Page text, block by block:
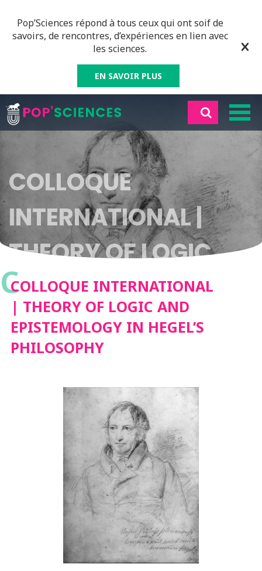
Pop’Sciences répond à tous ceux qui ont soif de
savoirs, de rencontres, d’expériences en lien avec
les sciences.
EN SAVOIR PLUS
COLLOQUE
INTERNATIONAL |
THEORY OF LOGIC
AND EPISTEMOLOGY
IN HEGEL’S
PHILOSOPHY
CCOLLOQUE INTERNATIONAL
| THEORY OF LOGIC AND
EPISTEMOLOGY IN HEGEL’S
PHILOSOPHY